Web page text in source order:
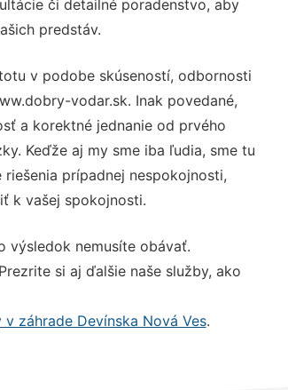
či detailné poradenstvo, aby
predstáv.
v podobe skúseností, odbornosti
vodar.sk. Inak povedané,
a korektné jednanie od prvého
Keďže aj my sme iba ľudia, sme tu
prípadnej nespokojnosti,
k vašej spokojnosti.
výsledok nemusíte obávať.
si aj ďalšie naše služby, ako
záhrade Devínska Nová Ves.